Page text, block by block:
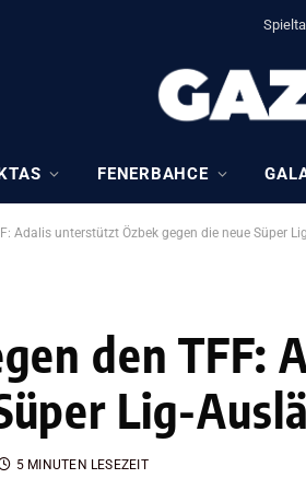
FENERBAHCE
Adalis unterstützt Özbek gegen die neue Süper
den TFF:
Lig-
5 MINUTEN LESEZEIT